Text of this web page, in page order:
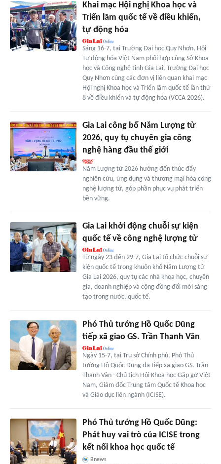
Khai mạc Hội nghị Khoa học và
Triển lãm quốc tế về điều khiển,
tự động hóa
Sáng 16-7, tại Trường Đại học Quy Nhơn, Hội
Tự động hóa Việt Nam phối hợp cùng Sở Khoa
học và Công nghệ tỉnh Gia Lai, Trường Đại học
Quy Nhơn cùng các đơn vị liên quan khai mạc
Hội nghị Khoa học và Triển lãm quốc tế lần thứ
8 về điều khiển và tự động hóa (VCCA 2026).
Gia Lai công bố Năm Lượng tử
2026, quy tụ chuyên gia công
nghệ hàng đầu thế giới
Năm Lượng tử 2026 hướng đến thúc đẩy
nghiên cứu, ứng dụng và thương mại hóa công
nghệ lượng tử, góp phần phục vụ phát triển
bền vững.
Gia Lai khởi động chuỗi sự kiện
quốc tế về công nghệ lượng tử
Từ ngày 23 đến 29-7, Gia Lai tổ chức chuỗi sự
kiện quốc tế trong khuôn khổ Năm Lượng tử
Gia Lai 2026, quy tụ các nhà khoa học, chuyên
gia, doanh nghiệp và cộng đồng đổi mới sáng
tạo trong nước, quốc tế.
Phó Thủ tướng Hồ Quốc Dũng
tiếp xã giao GS. Trần Thanh Vân
Ngày 15-7, tại Trụ sở Chính phủ, Phó Thủ
tướng Hồ Quốc Dũng đã tiếp xã giao GS. Trần
Thanh Vân - Chủ tịch Hội Khoa học Gặp gỡ Việt
Nam, Giám đốc Trung tâm Quốc tế Khoa học
và Giáo dục liên ngành (ICISE).
Phó Thủ tướng Hồ Quốc Dũng:
Phát huy vai trò của ICISE trong
kết nối khoa học quốc tế
Bnews